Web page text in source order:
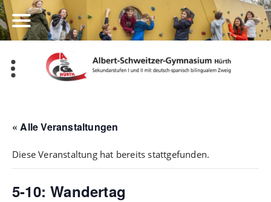
Zum
Inhalt
springen
« Alle Veranstaltungen
Diese Veranstaltung hat bereits stattgefunden.
5-10: Wandertag